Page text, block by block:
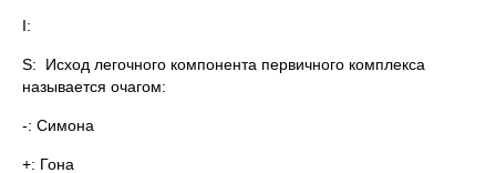
I:
S: Исход легочного компонента первичного комплекса
называется очагом:
-: Симона
+: Гона